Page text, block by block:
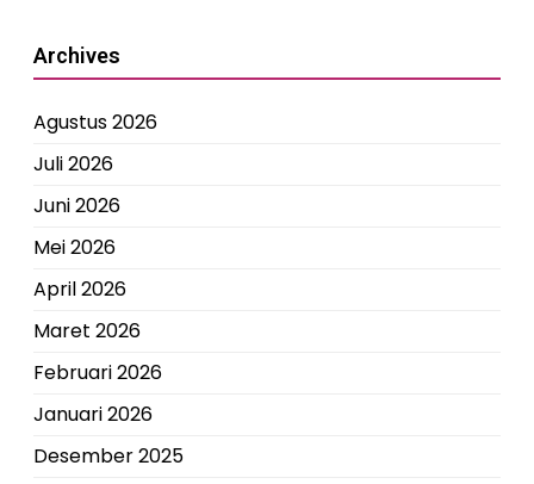
Archives
Agustus 2026
Juli 2026
Juni 2026
Mei 2026
April 2026
Maret 2026
Februari 2026
Januari 2026
Desember 2025